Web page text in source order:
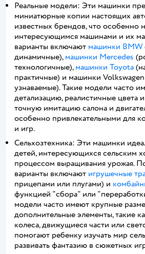
Реальные модели: Эти машинки
миниатюрные копии настоящих
известных брендов, что особенно
интересующимся машинами и их
варианты включают машинки BMW
динамичные), машинки Mercedes
технологичные), машинки Toyota
практичные) и машинки
узнаваемые). Такие модели часто
детализацию, реалистичные цвета
точную имитацию салона и
особенно привлекательными для
и игр.
Сельхозтехника: Эти машинки
детей, интересующихся сельским
процессом выращивания урожая.
варианты включают игрушечные
прицепами или плугами) и
функцией "сбора" или
модели часто имеют крупные
дополнительные элементы, такие
колеса, движущиеся части или
помогают ребенку изучать мир
развивать фантазию в сюжетных